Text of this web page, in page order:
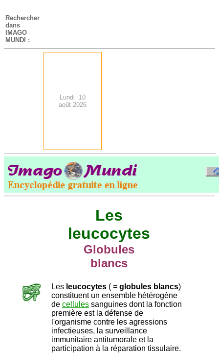
-
Rechercher
dans
IMAGO
MUNDI :
Lundi 10
août 2026
.
-
Les
leucocytes
Globules
blancs
Les leucocytes ( = globules blancs)
constituent un ensemble hétérogène
de cellules sanguines dont la fonction
première est la défense de
l'organisme contre les agressions
infectieuses, la surveillance
immunitaire antitumorale et la
participation à la réparation tissulaire.